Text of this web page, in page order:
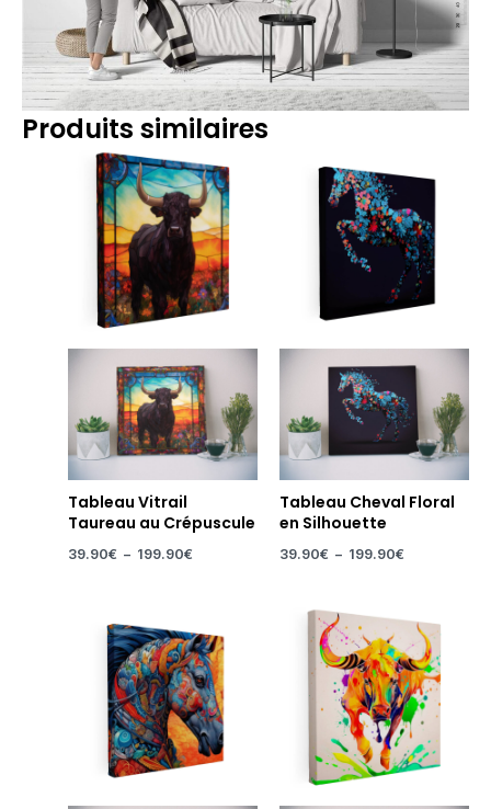
Produits similaires
Tableau Vitrail
Taureau au Crépuscule
39.90€ – 199.90€
de
prix :
39.90€
à
199.90€
Tableau Cheval Floral
en Silhouette
39.90€ – 199.90€
de
39.90€
à
199.90€
de
prix :
39.90€
à
199.90€
de
prix :
39.90€
à
199.90€